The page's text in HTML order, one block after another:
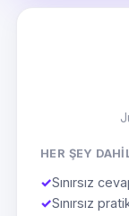
HER ŞEY
✓Sınırsız
✓Sınırsız